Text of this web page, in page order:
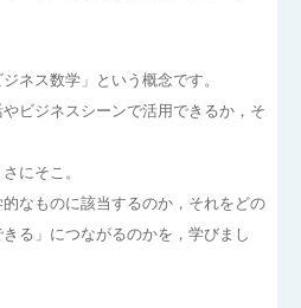
ネス数学」という概念です。
ビジネスシーンで活用できるか，そ
にそこ。
なものに該当するのか，それをどの
る」につながるのかを，学びまし